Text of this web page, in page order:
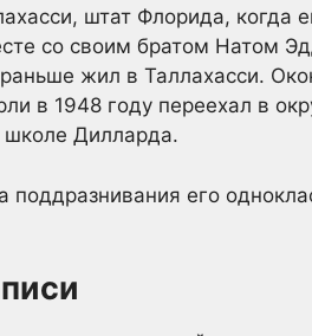
штат Флорида, когда
со своим братом Натом
жил в Таллахасси.
в 1948 году переехал в
школе Дилларда.
его